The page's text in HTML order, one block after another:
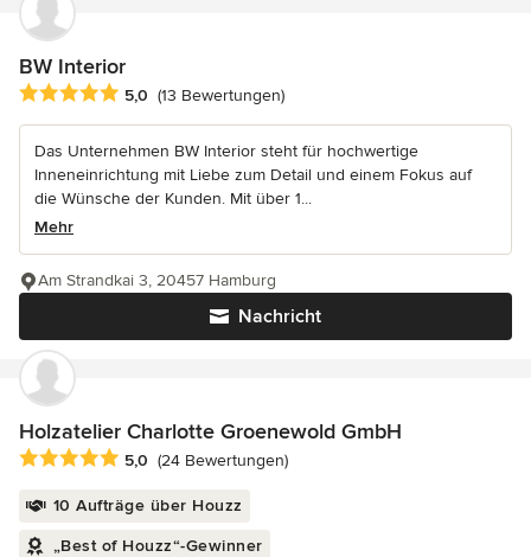
BW Interior
Durchschnittliche Bewertung: 5 von 5 Sternen
5,0 (13 Bewertungen)
Das Unternehmen BW Interior steht für hochwertige
Inneneinrichtung mit Liebe zum Detail und einem Fokus auf
die Wünsche der Kunden. Mit über 1...
Mehr
Nachricht
Am Strandkai 3, 20457 Hamburg
Holzatelier Charlotte Groenewold GmbH
Durchschnittliche Bewertung: 5 von 5 Sternen
5,0 (24 Bewertungen)
10 Aufträge über Houzz
„Best of Houzz“-Gewinner